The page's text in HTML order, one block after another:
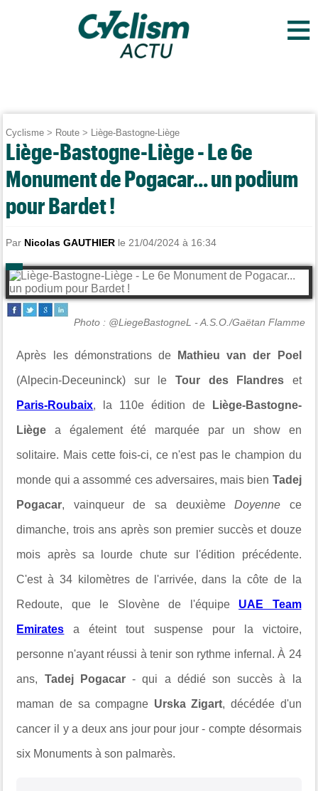
≡
Cyclisme > Route > Liège-Bastogne-Liège
Liège-Bastogne-Liège - Le 6e
Monument de Pogacar... un podium
pour Bardet !
Par Nicolas GAUTHIER le 21/04/2024 à 16:34
Photo : @LiegeBastogneL - A.S.O./Gaëtan Flamme
Après les démonstrations de Mathieu van der Poel
(Alpecin-Deceuninck) sur le Tour des Flandres et
Paris-Roubaix, la 110e édition de Liège-Bastogne-
Liège a également été marquée par un show en
solitaire. Mais cette fois-ci, ce n'est pas le champion du
monde qui a assommé ces adversaires, mais bien Tadej
Pogacar, vainqueur de sa deuxièmeDoyenne ce
dimanche, trois ans après son premier succès et douze
mois après sa lourde chute sur l'édition précédente.
C'est à 34 kilomètres de l'arrivée, dans la côte de la
Redoute, que le Slovène de l'équipe UAE Team
Emirates a éteint tout suspense pour la victoire,
personne n'ayant réussi à tenir son rythme infernal. À 24
ans, Tadej Pogacar- qui a dédié son succès à la
maman de sa compagne Urska Zigart, décédée d'un
cancer il y a deux ans jour pour jour - compte désormais
six Monuments à son palmarès.